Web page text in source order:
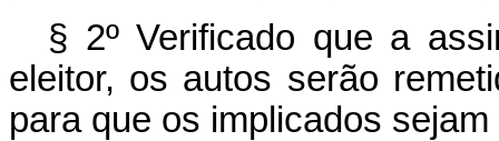
§ 2º Verificado que a
eleitor, os autos serão
para que os implicados